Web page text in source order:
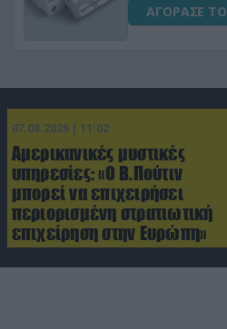
ΑΓΟΡΑΣΕ ΤΟ
07.08.2026 | 11:02
Αμερικανικές μυστικές
υπηρεσίες: «Ο Β.Πούτιν
μπορεί να επιχειρήσει
περιορισμένη στρατιωτική
επιχείρηση στην Ευρώπη»